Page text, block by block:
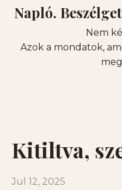
Napló.
Nem
Azok a mondatok,
Kitiltva,
Jul 12, 2025